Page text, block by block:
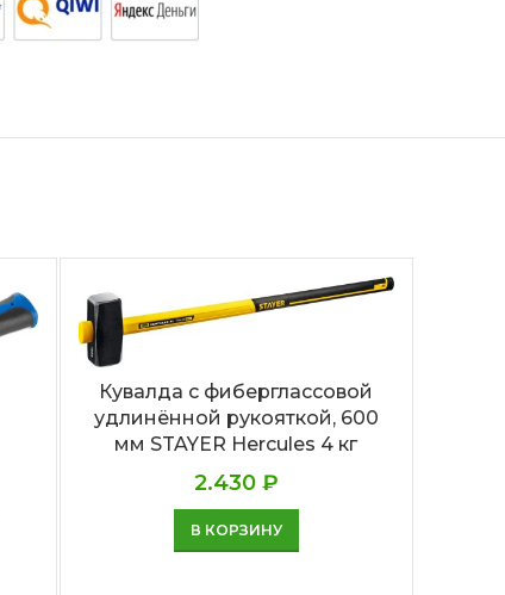
Кувалда с фиберглассовой
удлинённой рукояткой, 600
мм STAYER Hercules 4 кг
2.430 ₽
В КОРЗИНУ